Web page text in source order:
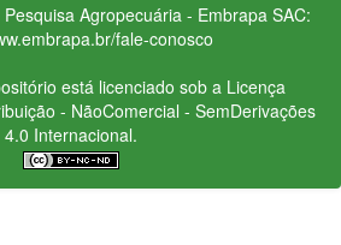
Agropecuária - Embrapa SAC:
fale-conosco
está licenciado sob a Licença
- NãoComercial - SemDerivações
4.0 Internacional.